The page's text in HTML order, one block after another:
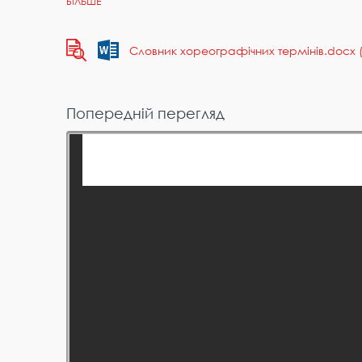
Словник хореографічних термінів.docx
Попередній перегляд